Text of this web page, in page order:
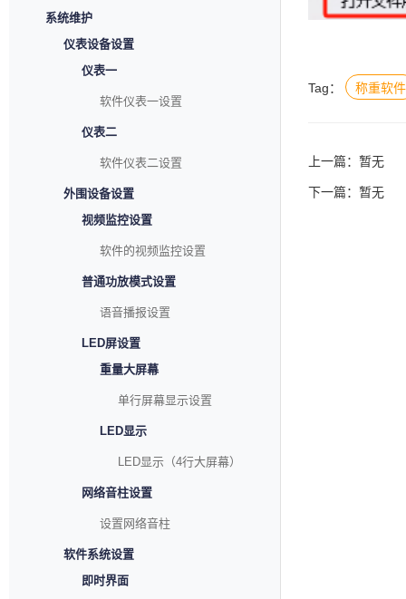
系统维护
仪表设备设置
仪表一
软件仪表一设置
仪表二
软件仪表二设置
外围设备设置
视频监控设置
软件的视频监控设置
普通功放模式设置
语音播报设置
LED屏设置
重量大屏幕
单行屏幕显示设置
LED显示
LED显示（4行大屏幕）
网络音柱设置
设置网络音柱
软件系统设置
即时界面
Tag： 称重软件
上一篇：暂无
下一篇：暂无